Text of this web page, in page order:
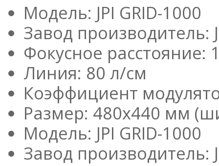
Модель: JPI GRID-1000
Завод производитель:
Фокусное расстояние:
Линия: 80 л/см
Коэффициент
Размер: 480x440 мм
Модель: JPI GRID-1000
Завод производитель: